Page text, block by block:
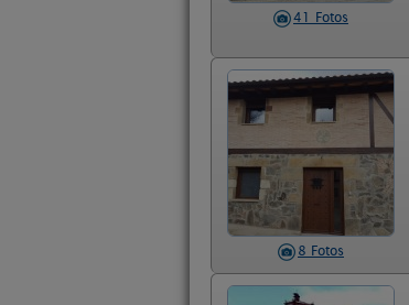
41 Fotos
8 Fotos